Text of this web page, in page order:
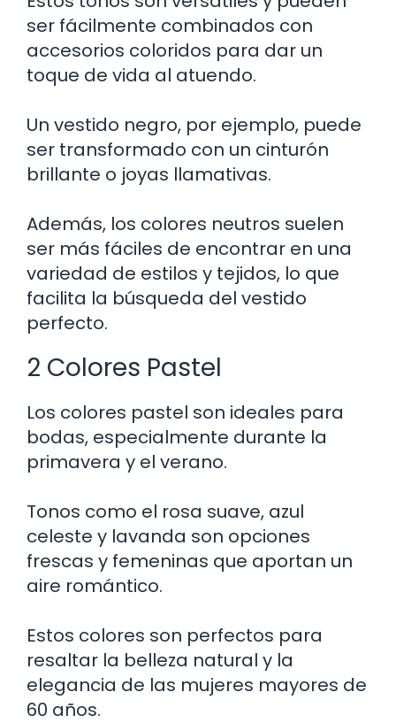
ser fácilmente combinados con
accesorios coloridos para dar un
toque de vida al atuendo.
Un vestido negro, por ejemplo, puede
ser transformado con un cinturón
brillante o joyas llamativas.
Además, los colores neutros suelen
ser más fáciles de encontrar en una
variedad de estilos y tejidos, lo que
facilita la búsqueda del vestido
perfecto.
2 Colores Pastel
Los colores pastel son ideales para
bodas, especialmente durante la
primavera y el verano.
Tonos como el rosa suave, azul
celeste y lavanda son opciones
frescas y femeninas que aportan un
aire romántico.
Estos colores son perfectos para
resaltar la belleza natural y la
elegancia de las mujeres mayores de
60 años.